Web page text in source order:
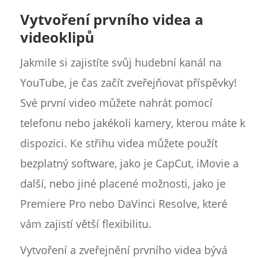
Vytvoření prvního videa a
videoklipů
Jakmile si zajistíte svůj hudební kanál na
YouTube, je čas začít zveřejňovat příspěvky!
Své první video můžete nahrát pomocí
telefonu nebo jakékoli kamery, kterou máte k
dispozici. Ke střihu videa můžete použít
bezplatný software, jako je CapCut, iMovie a
další, nebo jiné placené možnosti, jako je
Premiere Pro nebo DaVinci Resolve, které
vám zajistí větší flexibilitu.
Vytvoření a zveřejnění prvního videa bývá